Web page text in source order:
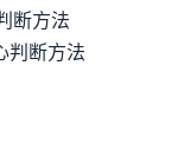
断方法
判断方法